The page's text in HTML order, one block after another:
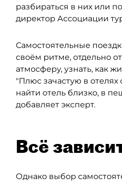
разбираться в них или
директор Ассоциации
Самостоятельные
своём ритме, отдельно
атмосферу, узнать, как
"Плюс зачастую в
найти отель близко, в
добавляет эксперт.
Всё
Однако выбор